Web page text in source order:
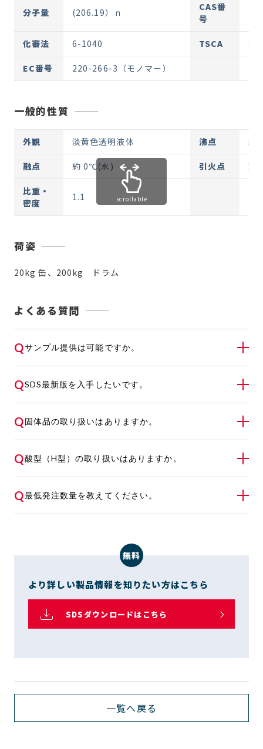
分子量 (206.19）ｎ
CAS番
号
化審法 6-1040 TSCA 登
EC番号 220-266-3（モノマー）
一般的性質
外観 淡黄色透明液体 沸点 約
融点 約 0℃(水) 引火点 難
比重・
密度
1.1 scrollable
荷姿
20kg 缶、200kg ドラム
よくある質問
Qサンプル提供は可能ですか。
A可能です。ご希望の数量、納期、送付先と、可能
い合わせよりご連絡ください。
QSDS最新版を入手したいです。
Aこちらからダウンロードいただけます。
Q固体品の取り扱いはありますか。
A液体品のみの取り扱いとなります。
Q酸型（H型）の取り扱いはありますか。
A開発品として取り扱いがございます。製品詳細は
Q最低発注数量を教えてください。
缶）単位でご発注いただけます。輸出の場合は
問い合わせよりご相談ください。
無料
より詳しい製品情報を知りたい方はこちら
SDSダウンロードはこちら
一覧へ戻る